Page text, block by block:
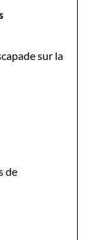
sur la
de